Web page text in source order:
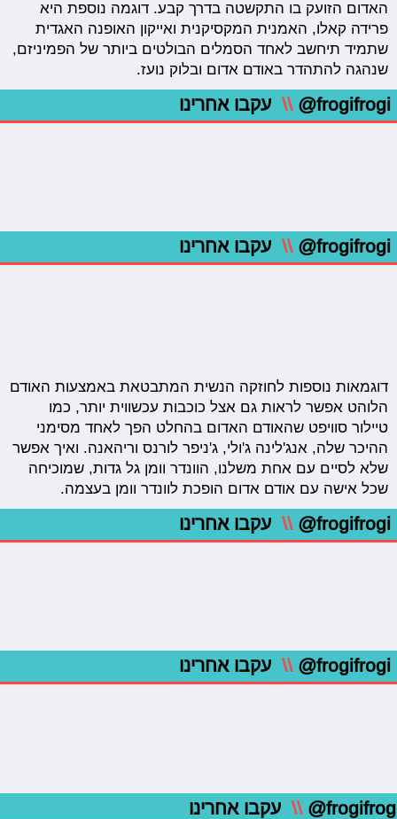
האדום הזועק בו התקשטה בדרך קבע. דוגמה נוספת היא
פרידה קאלו, האמנית המקסיקנית ואייקון האופנה האגדית
שתמיד תיחשב לאחד הסמלים הבולטים ביותר של הפמיניזם,
שנהגה להתהדר באודם אדום ובלוק נועז.
@frogifrogi
\\ עקבו אחרינו
@frogifrogi
\\ עקבו אחרינו
דוגמאות נוספות לחוזקה הנשית המתבטאת באמצעות האודם
הלוהט אפשר לראות גם אצל כוכבות עכשווית יותר, כמו
טיילור סוויפט שהאודם האדום בהחלט הפך לאחד מסימני
ההיכר שלה, אנג'לינה ג'ולי, ג'ניפר לורנס וריהאנה. ואיך אפשר
שלא לסיים עם אחת משלנו, הוונדר וומן גל גדות, שמוכיחה
שכל אישה עם אודם אדום הופכת לוונדר וומן בעצמה.
@frogifrogi
\\ עקבו אחרינו
@frogifrogi
\\ עקבו אחרינו
\\ עקבו אחרינו